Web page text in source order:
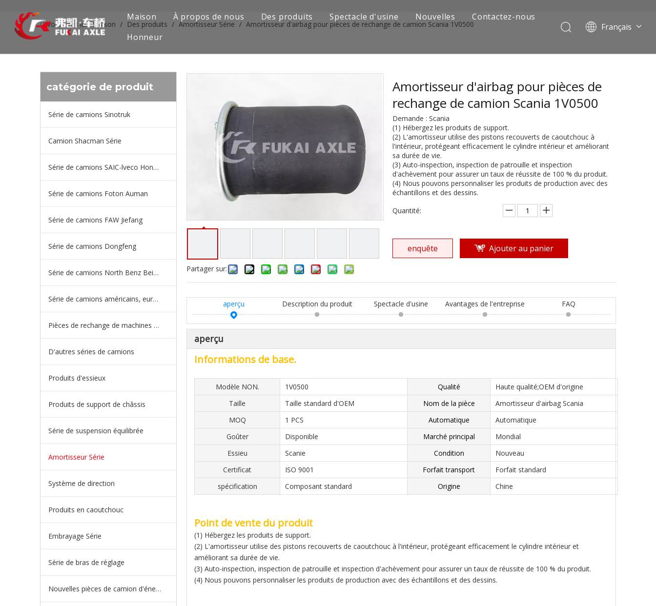
Maison À propos de nous Des produits
Série de camions SAIC-lveco Hongyan
Série de camions Foton Auman
Série de camions FAW Jiefang
Série de camions Dongfeng
Série de camions européens et japonais
Pièces de rechange de machines d'ingénierie de camion minier
Spectacle d'usine Nouvelles
Contactez-nous
Honneur
Français
Pусский
Español
Vous êtes ici: Maison / Des produits / Amortisseur Série / Amortisseur d'airbag pour pièces de rechange de camion Scania 1V0500
catégorie de produit
Série de camions Sinotruk
Camion Shacman Série
Série de camions SAIC-lveco Hongyan
Série de camions Foton Auman
Série de camions FAW Jiefang
Série de camions Dongfeng
Série de camions North Benz Beiben
Série de camions américains, européens et japonais
Pièces de rechange de machines d'ingénierie de camion minier
D'autres séries de camions
Produits d'essieux
Produits de support de châssis
Série de suspension équilibrée
Amortisseur Série
Système de direction
Produits en caoutchouc
Embrayage Série
Série de bras de réglage
Nouvelles pièces de camion d'énergie
Partager sur:
Amortisseur d'airbag pour pièces de
rechange de camion Scania 1V0500
Demande : Scania
(1) Hébergez les produits de support.
(2) L'amortisseur utilise des pistons recouverts de caoutchouc à
l'intérieur, protégeant efficacement le cylindre intérieur et améliorant
sa durée de vie.
(3) Auto-inspection, inspection de patrouille et inspection
d'achèvement pour assurer un taux de réussite de 100 % du produit.
(4) Nous pouvons personnaliser les produits de production avec des
échantillons et des dessins.
Quantité:
enquête Ajouter au panier
aperçu Description du produit Spectacle d'usine Avantages de l'entreprise FAQ
aperçu
Informations de base.
Modèle NON. 1V0500 Qualité
Haute qualité;OEM d'origine
Taille
Taille standard d'OEM Nom de la pièce
Amortisseur d'airbag Scania
MOQ
1 PCS Automatique
Automatique
Goûter
Disponible Marché principal
Mondial
Essieu
Scanie Condition
Nouveau
Certificat
ISO 9001 Forfait transport
Forfait standard
spécification
Composant standard Origine Chine
Point de vente du produit
(1) Hébergez les produits de support.
(2) L'amortisseur utilise des pistons recouverts de caoutchouc à l'intérieur, protégeant efficacement le cylindre intérieur et
améliorant sa durée de vie.
(3) Auto-inspection, inspection de patrouille et inspection d'achèvement pour assurer un taux de réussite de 100 % du produit.
(4) Nous pouvons personnaliser les produits de production avec des échantillons et des dessins.